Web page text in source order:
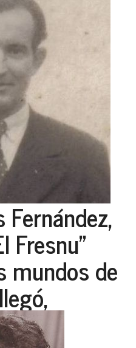
Fernández,
Fresnu"
mundos de